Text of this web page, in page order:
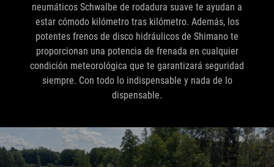
neumáticos Schwalbe de rodadura suave te ayudan a
estar cómodo kilómetro tras kilómetro. Además, los
potentes frenos de disco hidráulicos de Shimano te
proporcionan una potencia de frenada en cualquier
condición meteorológica que te garantizará seguridad
siempre. Con todo lo indispensable y nada de lo
dispensable.